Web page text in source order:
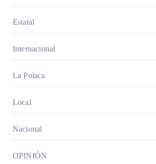
Estatal
Internacional
La Polaca
Local
Nacional
OPINIÓN